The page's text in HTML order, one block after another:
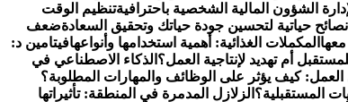
تنظيم الوقت
ضعف
المكملات الغذائية: أهمية استخدامها وأنواعهافيتامين د:
أم تهديد لإنتاجية العمل؟ الذكاء الاصطناعي في
كيف يؤثر على الوظائف والمهارات المطلوبة؟
المستقبلية؟ الزلازل المدمرة في المنطقة: تأثيراتها